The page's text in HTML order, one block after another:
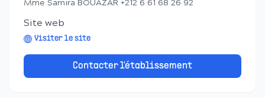
Mme Samira BOUAZAR +212 6 61 68 26 92
Site web
Visiter le site
Contacter l'établissement